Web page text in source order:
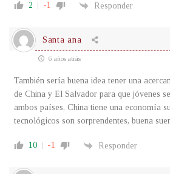
2 -1 Responder
Santa ana
6 años atrás
También sería buena idea tener una
de China y El Salvador para que jóvenes
ambos países, China tiene una economía
tecnológicos son sorprendentes, buena
10 -1 Responder